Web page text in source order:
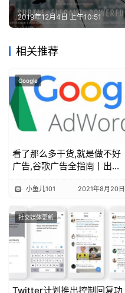
2019年12月4日 上午10:51
相关推荐
Google
看了那么多干货,就是做不好
广告,谷歌广告全指南丨出海
小鱼儿101 2021年8月20日
社交媒体更新
Twitter计划推出控制回复功